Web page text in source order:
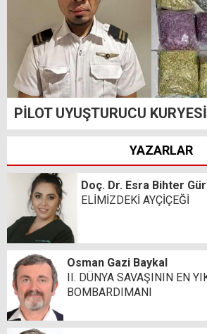
PİLOT UYUŞTURUCU
YAZARLAR
Doç. Dr. Esra Bihter
ELİMİZDEKİ AYÇİÇEĞİ
Osman Gazi Baykal
II. DÜNYA SAVAŞININ EN
BOMBARDIMANI